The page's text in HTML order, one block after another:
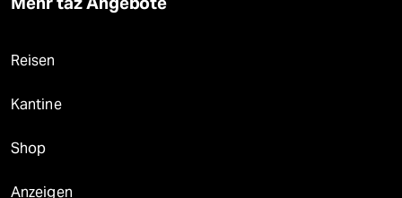
Reisen
Kantine
Shop
Anzeigen